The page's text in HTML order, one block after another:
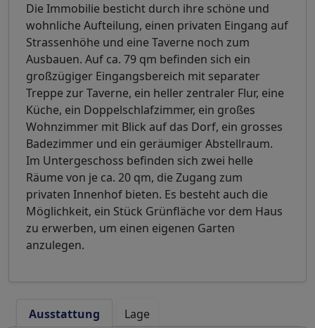
Die Immobilie besticht durch ihre schöne und
wohnliche Aufteilung, einen privaten Eingang auf
Strassenhöhe und eine Taverne noch zum
Ausbauen. Auf ca. 79 qm befinden sich ein
großzügiger Eingangsbereich mit separater
Treppe zur Taverne, ein heller zentraler Flur, eine
Küche, ein Doppelschlafzimmer, ein großes
Wohnzimmer mit Blick auf das Dorf, ein grosses
Badezimmer und ein geräumiger Abstellraum.
Im Untergeschoss befinden sich zwei helle
Räume von je ca. 20 qm, die Zugang zum
privaten Innenhof bieten. Es besteht auch die
Möglichkeit, ein Stück Grünfläche vor dem Haus
zu erwerben, um einen eigenen Garten
anzulegen.
Ausstattung Lage